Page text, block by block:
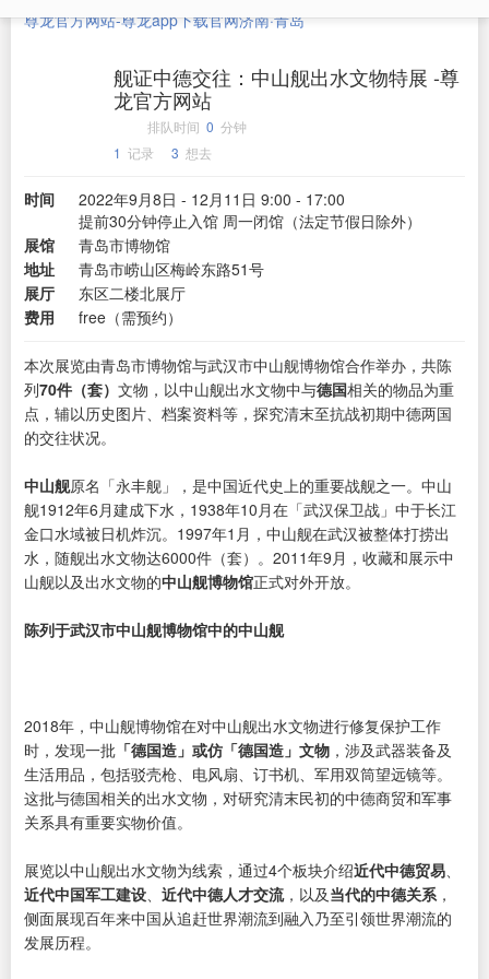
尊龙官方网站-尊龙app下载官网济南·青岛
舰证中德交往：中山舰出水文物特展 -尊
龙官方网站
排队时间 0 分钟
1 记录 3 想去
时间
2022年9月8日 - 12月11日 9:00 - 17:00
提前30分钟停止入馆 周一闭馆（法定节假日除外）
展馆
青岛市博物馆
地址
青岛市崂山区梅岭东路51号
展厅
东区二楼北展厅
费用
free（需预约）
本次展览由青岛市博物馆与武汉市中山舰博物馆合作举办，共陈
列70件（套） 文物，以中山舰出水文物中与德国相关的物品为重
点，辅以历史图片、档案资料等，探究清末至抗战初期中德两国
的交往状况。
中山舰原名「永丰舰」，是中国近代史上的重要战舰之一。中山
舰1912年6月建成下水，1938年10月在「武汉保卫战」中于长江
金口水域被日机炸沉。1997年1月，中山舰在武汉被整体打捞出
水，随舰出水文物达6000件（套）。2011年9月，收藏和展示中
山舰以及出水文物的中山舰博物馆正式对外开放。
陈列于武汉市中山舰博物馆中的中山舰
2018年，中山舰博物馆在对中山舰出水文物进行修复保护工作
时，发现一批 「德国造」或仿「德国造」文物 ，涉及武器装备及
生活用品，包括驳壳枪、电风扇、订书机、军用双筒望远镜等。
这批与德国相关的出水文物，对研究清末民初的中德商贸和军事
关系具有重要实物价值。
展览以中山舰出水文物为线索，通过4个板块介绍近代中德贸易、
近代中国军工建设、 近代中德人才交流，以及当代的中德关系，
侧面展现百年来中国从追赶世界潮流到融入乃至引领世界潮流的
发展历程。